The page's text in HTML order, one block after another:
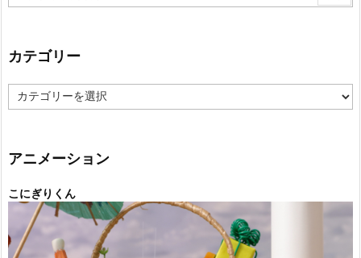
カテゴリー
テ
ー
アニメーション
こにぎりくん